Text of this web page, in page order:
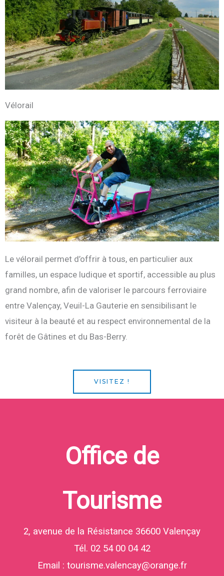
Vélorail
Le vélorail permet d’offrir à tous, en particulier aux
familles, un espace ludique et sportif, accessible au plus
grand nombre, afin de valoriser le parcours ferroviaire
entre Valençay, Veuil-La Gauterie en sensibilisant le
visiteur à la beauté et au respect environnemental de la
forêt de Gâtines et du Bas-Berry.
VISITEZ !
Office de
Tourisme
2, avenue de la Résistance 36600 Valençay
Tél. 02 54 00 04 42
Email : tourisme.valencay@orange.fr